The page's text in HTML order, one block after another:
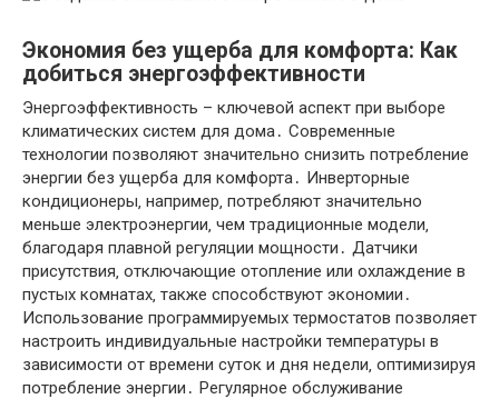
Экономия без ущерба для комфорта: Как
добиться энергоэффективности
Энергоэффективность – ключевой аспект при выборе
климатических систем для дома․ Современные
технологии позволяют значительно снизить потребление
энергии без ущерба для комфорта․ Инверторные
кондиционеры‚ например‚ потребляют значительно
меньше электроэнергии‚ чем традиционные модели‚
благодаря плавной регуляции мощности․ Датчики
присутствия‚ отключающие отопление или охлаждение в
пустых комнатах‚ также способствуют экономии․
Использование программируемых термостатов позволяет
настроить индивидуальные настройки температуры в
зависимости от времени суток и дня недели‚ оптимизируя
потребление энергии․ Регулярное обслуживание